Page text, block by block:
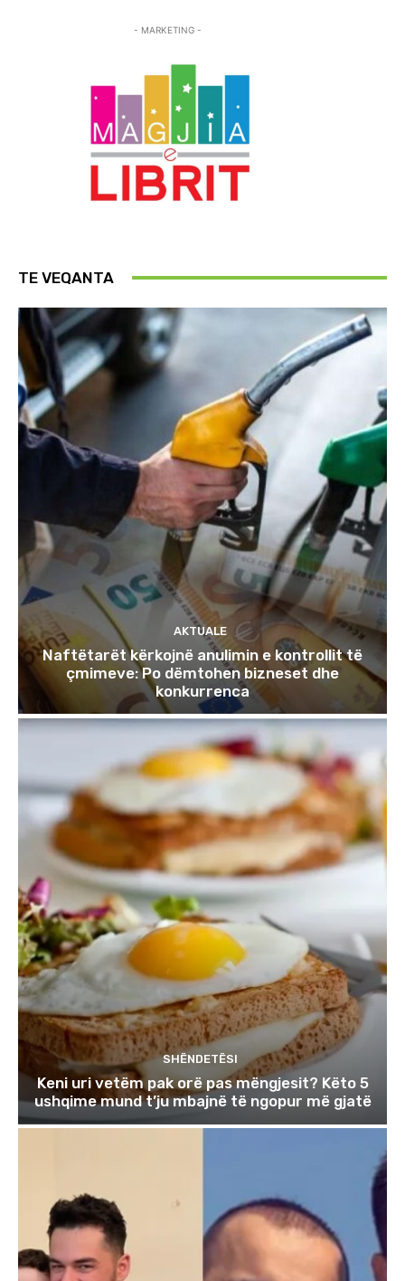
- MARKETING -
TE VEQANTA
AKTUALE
Naftëtarët kërkojnë anulimin e kontrollit të
çmimeve: Po dëmtohen bizneset dhe
konkurrenca
SHËNDETËSI
Keni uri vetëm pak orë pas mëngjesit? Këto 5
ushqime mund t’ju mbajnë të ngopur më gjatë